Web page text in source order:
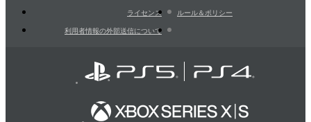
ライセンス ルール＆ポリシー
利用者情報の外部送信について